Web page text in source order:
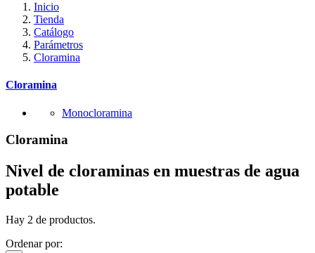
Inicio
Tienda
Catálogo
Parámetros
Cloramina
Cloramina
Monocloramina
Cloramina
Nivel de cloraminas en muestras de agua
potable
Hay 2 de productos.
Ordenar por: